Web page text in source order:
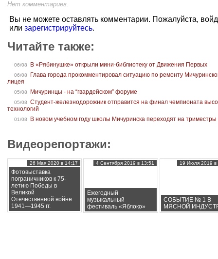
Нет комментариев.
Вы не можете оставлять комментарии. Пожалуйста,
или зарегистрируйтесь.
Читайте также:
06/08 В «Рябинушке» открыли мини-библиотеку от Движения Первых
06/08
Глава города прокомментировал ситуацию по ремонту
лицея
05/08 Мичуринцы - на “гвардейском” форуме
05/08
Студент-железнодорожник отправится на финал чемпионата
технологий
01/08 В новом учебном году школы Мичуринска переходят на триместры
Видеорепортажи:
Фотовыставка
пограничников к 75-
летию Победы в
Великой
Отечественной войне
1941—1945 гг.
26 Мая 2020 в 14:17
Ежегодный
музыкальный
фестиваль «Яблоко»
4 Сентября 2019 в 13:51
СОБЫТИЕ № 1 В
МЯСНОЙ
19 Июля 2019 в